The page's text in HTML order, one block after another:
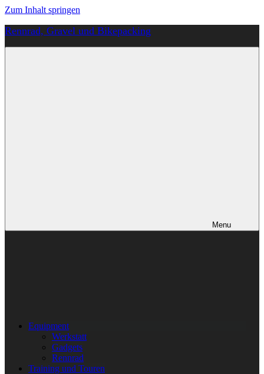
Zum Inhalt springen
Rennrad, Gravel und Bikepacking
Menu
Equipment
Werkstatt
Gadgets
Rennrad
Training und Touren